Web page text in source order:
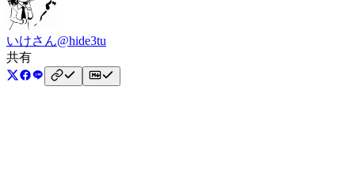
いけさん@hide3tu
共有